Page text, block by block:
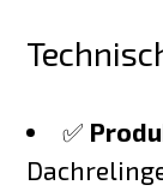
✅